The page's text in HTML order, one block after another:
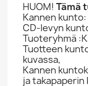
HUOM! Tämä
Kannen kunto:
CD-levyn
Tuoteryhmä
Tuotteen
kuvassa,
Kannen
ja takapaperin